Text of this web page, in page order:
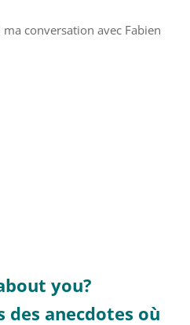
conversation avec Fabien
you?
des anecdotes où